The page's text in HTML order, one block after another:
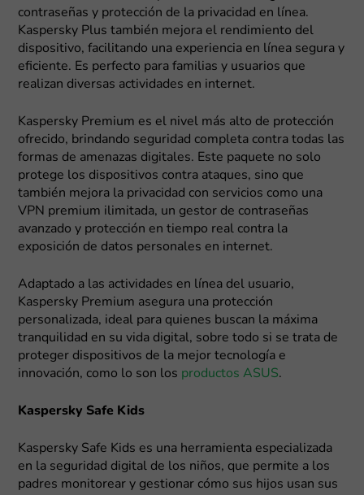
contraseñas y protección de la privacidad en línea.
Kaspersky Plus también mejora el rendimiento del
dispositivo, facilitando una experiencia en línea segura y
eficiente. Es perfecto para familias y usuarios que
realizan diversas actividades en internet.
Kaspersky Premium es el nivel más alto de protección
ofrecido, brindando seguridad completa contra todas las
formas de amenazas digitales. Este paquete no solo
protege los dispositivos contra ataques, sino que
también mejora la privacidad con servicios como una
VPN premium ilimitada, un gestor de contraseñas
avanzado y protección en tiempo real contra la
exposición de datos personales en internet.
Adaptado a las actividades en línea del usuario,
Kaspersky Premium asegura una protección
personalizada, ideal para quienes buscan la máxima
tranquilidad en su vida digital, sobre todo si se trata de
proteger dispositivos de la mejor tecnología e
innovación, como lo son los productos ASUS.
Kaspersky Safe Kids
Kaspersky Safe Kids es una herramienta especializada
en la seguridad digital de los niños, que permite a los
padres monitorear y gestionar cómo sus hijos usan sus